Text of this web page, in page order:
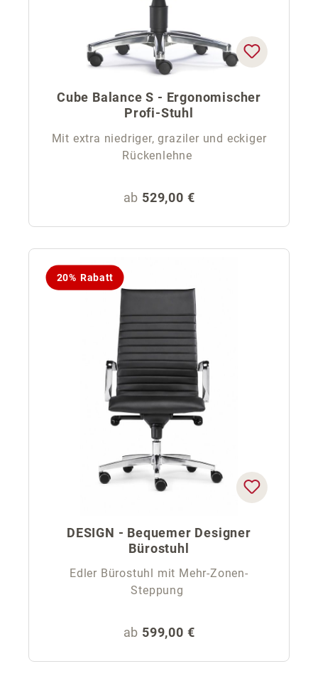
Cube Balance S - Ergonomischer
Profi-Stuhl
Mit extra niedriger, graziler und eckiger
Rückenlehne
Regulärer Preis:
ab 529,00 €
20% Rabatt
DESIGN - Bequemer Designer
Bürostuhl
Edler Bürostuhl mit Mehr-Zonen-
Steppung
Regulärer Preis:
ab 599,00 €